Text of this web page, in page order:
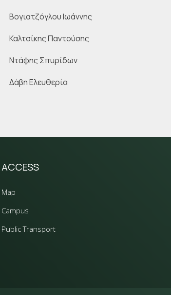
Βογιατζόγλου Ιωάννης
Καλτσίκης Παντούσης
Ντάφης Σπυρίδων
Δάβη Ελευθερία
ACCESS
Map
Campus
Public Transport